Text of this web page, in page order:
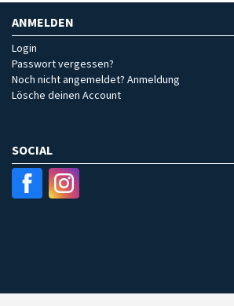
ANMELDEN
Login
Passwort vergessen?
Noch nicht angemeldet? Anmeldung
Lösche deinen Account
SOCIAL